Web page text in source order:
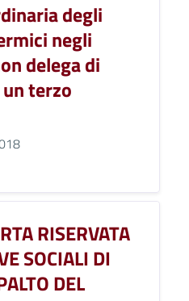
degli
negli
delega di
terzo
RISERVATA
SOCIALI DI
DEL